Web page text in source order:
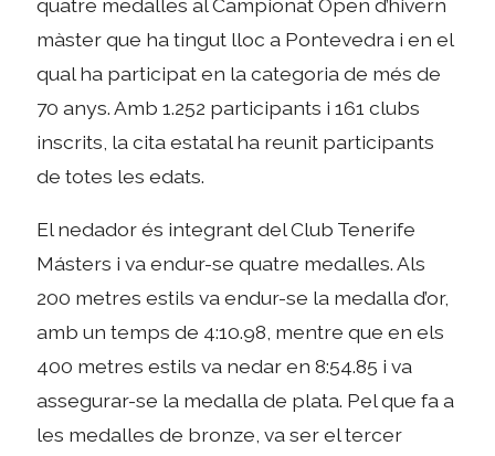
quatre medalles al Campionat Open d’hivern
màster que ha tingut lloc a Pontevedra i en el
qual ha participat en la categoria de més de
70 anys. Amb 1.252 participants i 161 clubs
inscrits, la cita estatal ha reunit participants
de totes les edats.
El nedador és integrant del Club Tenerife
Másters i va endur-se quatre medalles. Als
200 metres estils va endur-se la medalla d’or,
amb un temps de 4:10.98, mentre que en els
400 metres estils va nedar en 8:54.85 i va
assegurar-se la medalla de plata. Pel que fa a
les medalles de bronze, va ser el tercer